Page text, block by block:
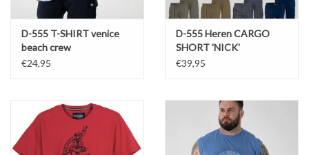
D-555 T-SHIRT venice
beach crew
€24,95
D-555 Heren CARGO
SHORT 'NICK'
€39,95